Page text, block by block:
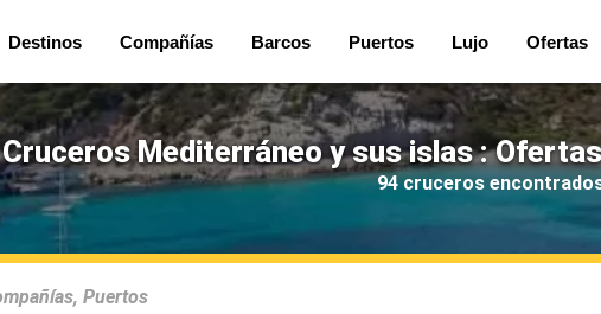
Destinos Compañías Barcos Puertos Lujo Ofertas
Cruceros Mediterráneo y sus islas :
94 cruceros